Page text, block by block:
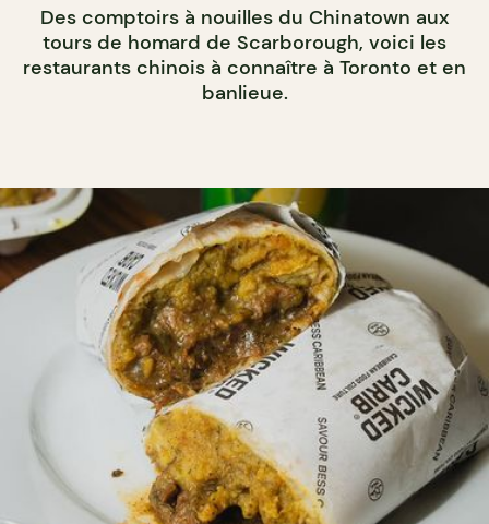
Des comptoirs à nouilles du Chinatown aux
tours de homard de Scarborough, voici les
restaurants chinois à connaître à Toronto et en
banlieue.